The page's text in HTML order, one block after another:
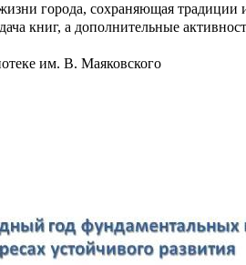
города, сохраняющая
книг, а дополнительные
им. В. Маяковского